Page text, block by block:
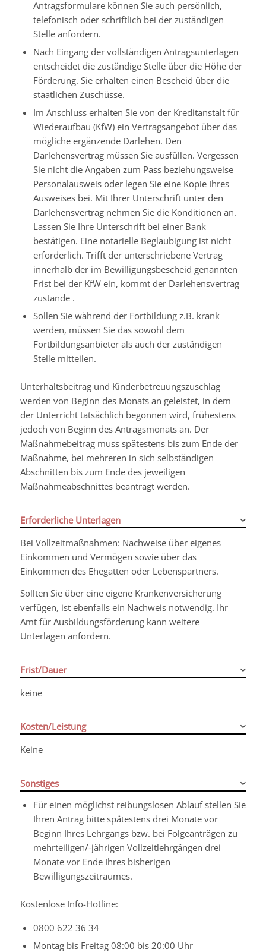
Antragsformulare können Sie auch persönlich,
telefonisch oder schriftlich bei der zuständigen
Stelle anfordern.
Nach Eingang der vollständigen Antragsunterlagen
entscheidet die zuständige Stelle über die Höhe der
Förderung. Sie erhalten einen Bescheid über die
staatlichen Zuschüsse.
Im Anschluss erhalten Sie von der Kreditanstalt für
Wiederaufbau (KfW) ein Vertragsangebot über das
mögliche ergänzende Darlehen. Den
Darlehensvertrag müssen Sie ausfüllen. Vergessen
Sie nicht die Angaben zum Pass beziehungsweise
Personalausweis oder legen Sie eine Kopie Ihres
Ausweises bei. Mit Ihrer Unterschrift unter den
Darlehensvertrag nehmen Sie die Konditionen an.
Lassen Sie Ihre Unterschrift bei einer Bank
bestätigen. Eine notarielle Beglaubigung ist nicht
erforderlich. Trifft der unterschriebene Vertrag
innerhalb der im Bewilligungsbescheid genannten
Frist bei der KfW ein, kommt der Darlehensvertrag
zustande .
Sollen Sie während der Fortbildung z.B. krank
werden, müssen Sie das sowohl dem
Fortbildungsanbieter als auch der zuständigen
Stelle mitteilen.
Unterhaltsbeitrag und Kinderbetreuungszuschlag
werden von Beginn des Monats an geleistet, in dem
der Unterricht tatsächlich begonnen wird, frühestens
jedoch von Beginn des Antragsmonats an. Der
Maßnahmebeitrag muss spätestens bis zum Ende der
Maßnahme, bei mehreren in sich selbständigen
Abschnitten bis zum Ende des jeweiligen
Maßnahmeabschnittes beantragt werden.
Erforderliche Unterlagen
Bei Vollzeitmaßnahmen: Nachweise über eigenes
Einkommen und Vermögen sowie über das
Einkommen des Ehegatten oder Lebenspartners.
Sollten Sie über eine eigene Krankenversicherung
verfügen, ist ebenfalls ein Nachweis notwendig. Ihr
Amt für Ausbildungsförderung kann weitere
Unterlagen anfordern.
Frist/Dauer
keine
Kosten/Leistung
Keine
Sonstiges
Für einen möglichst reibungslosen Ablauf stellen Sie
Ihren Antrag bitte spätestens drei Monate vor
Beginn Ihres Lehrgangs bzw. bei Folgeanträgen zu
mehrteiligen/-jährigen Vollzeitlehrgängen drei
Monate vor Ende Ihres bisherigen
Bewilligungszeitraumes.
Kostenlose Info-Hotline:
0800 622 36 34
Montag bis Freitag 08:00 bis 20:00 Uhr